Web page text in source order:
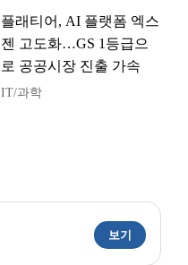
플래티어, AI 플랫폼 엑스
젠 고도화…GS 1등급으
로 공공시장 진출 가속
IT/과학
보기